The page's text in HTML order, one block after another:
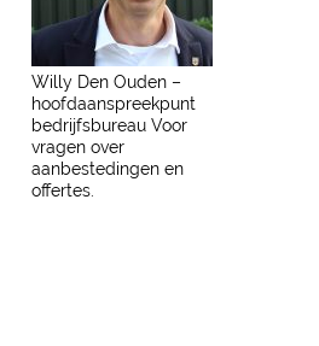
Willy Den Ouden –
hoofdaanspreekpunt
bedrijfsbureau Voor
vragen over
aanbestedingen en
offertes.